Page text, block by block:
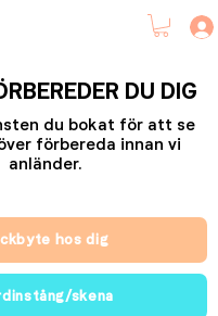
DU DIG
du bokat för att se
förbereda innan vi
anländer.
hos dig
skena